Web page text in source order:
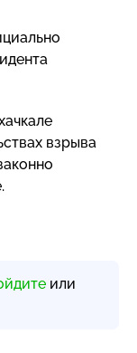
взрыва
или